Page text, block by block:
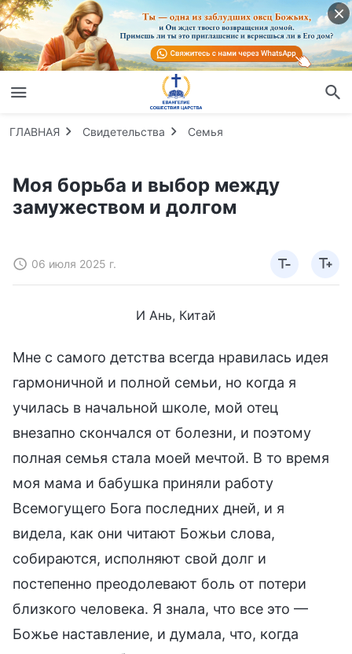
ГЛАВНАЯ Свидетельства Семья
Моя борьба и выбор между
замужеством и долгом
06 июля 2025 г.
И Ань, Китай
Мне с самого детства всегда нравилась идея
гармоничной и полной семьи, но когда я
училась в начальной школе, мой отец
внезапно скончался от болезни, и поэтому
полная семья стала моей мечтой. В то время
моя мама и бабушка приняли работу
Всемогущего Бога последних дней, и я
видела, как они читают Божьи слова,
собираются, исполняют свой долг и
постепенно преодолевают боль от потери
близкого человека. Я знала, что все это —
Божье наставление, и думала, что, когда